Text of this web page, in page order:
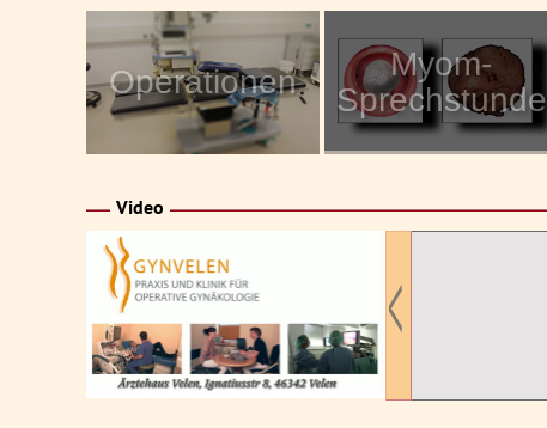
Operationen
Myom-
Sprechstunde
Video